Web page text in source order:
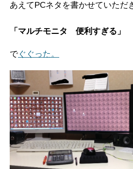
あえてPCネタを書かせていただ
「マルチモニタ 便利すぎる」
でぐぐった。